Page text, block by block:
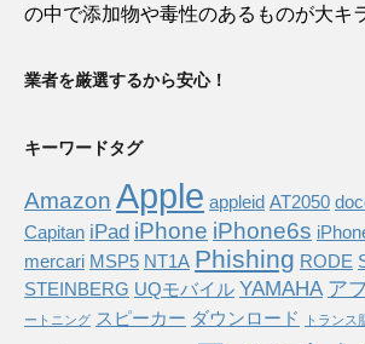
の中で添加物や毒性のあるものが大キ
業者を厳選するから安心！
キーワードタグ
Amazon Apple appleid AT2050
Capitan iPad iPhone iPhone6s
mercari MSP5 NT1A Phishing RODE
STEINBERG UQモバイル YAMAHA ア
ートニング スピーカー ダウンロード トランス